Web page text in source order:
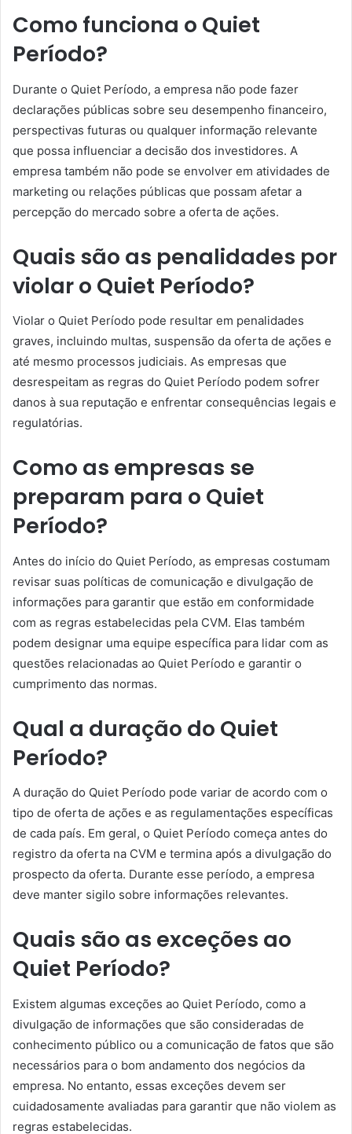
Como funciona o Quiet
Período?
Durante o Quiet Período, a empresa não pode fazer
declarações públicas sobre seu desempenho financeiro,
perspectivas futuras ou qualquer informação relevante
que possa influenciar a decisão dos investidores. A
empresa também não pode se envolver em atividades de
marketing ou relações públicas que possam afetar a
percepção do mercado sobre a oferta de ações.
Quais são as penalidades por
violar o Quiet Período?
Violar o Quiet Período pode resultar em penalidades
graves, incluindo multas, suspensão da oferta de ações e
até mesmo processos judiciais. As empresas que
desrespeitam as regras do Quiet Período podem sofrer
danos à sua reputação e enfrentar consequências legais e
regulatórias.
Como as empresas se
preparam para o Quiet
Período?
Antes do início do Quiet Período, as empresas costumam
revisar suas políticas de comunicação e divulgação de
informações para garantir que estão em conformidade
com as regras estabelecidas pela CVM. Elas também
podem designar uma equipe específica para lidar com as
questões relacionadas ao Quiet Período e garantir o
cumprimento das normas.
Qual a duração do Quiet
Período?
A duração do Quiet Período pode variar de acordo com o
tipo de oferta de ações e as regulamentações específicas
de cada país. Em geral, o Quiet Período começa antes do
registro da oferta na CVM e termina após a divulgação do
prospecto da oferta. Durante esse período, a empresa
deve manter sigilo sobre informações relevantes.
Quais são as exceções ao
Quiet Período?
Existem algumas exceções ao Quiet Período, como a
divulgação de informações que são consideradas de
conhecimento público ou a comunicação de fatos que são
necessários para o bom andamento dos negócios da
empresa. No entanto, essas exceções devem ser
cuidadosamente avaliadas para garantir que não violem as
regras estabelecidas.